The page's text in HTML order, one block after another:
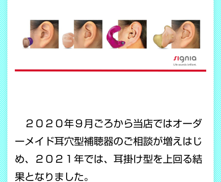
２０２０年９月ごろから当店ではオーダ
ーメイド耳穴型補聴器のご相談が増えはじ
め、２０２１年では、耳掛け型を上回る結
果となりました。